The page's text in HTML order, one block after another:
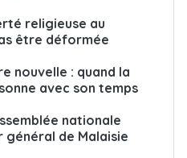
religieuse au
être déformée
nouvelle : quand la
avec son temps
nationale
de Malaisie